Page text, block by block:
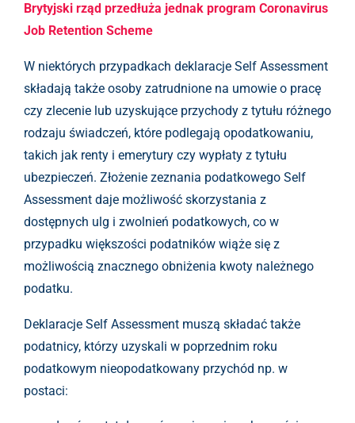
Brytyjski rząd przedłuża jednak program Coronavirus
Job Retention Scheme
W niektórych przypadkach deklaracje Self Assessment
składają także osoby zatrudnione na umowie o pracę
czy zlecenie lub uzyskujące przychody z tytułu różnego
rodzaju świadczeń, które podlegają opodatkowaniu,
takich jak renty i emerytury czy wypłaty z tytułu
ubezpieczeń. Złożenie zeznania podatkowego Self
Assessment daje możliwość skorzystania z
dostępnych ulg i zwolnień podatkowych, co w
przypadku większości podatników wiąże się z
możliwością znacznego obniżenia kwoty należnego
podatku.
Deklaracje Self Assessment muszą składać także
podatnicy, którzy uzyskali w poprzednim roku
podatkowym nieopodatkowany przychód np. w
postaci: